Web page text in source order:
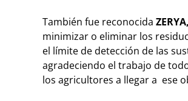
También fue reconocida ZERYA,
minimizar o eliminar los
el límite de detección de las
agradeciendo el trabajo de
los agricultores a llegar a ese